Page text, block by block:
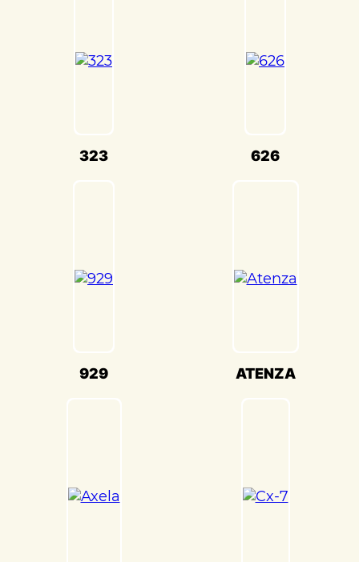
Familia(Мазда Фамилия) на дороге.
задача. Наши опытные специалисты по
Кузовной ремонт Mazda Familia(Мазда
Фамилия) в «Детейлингофъ» – это
Мы гордимся своей способностью
воссоздавать совершенство Mazda
323 626
929 ATENZA